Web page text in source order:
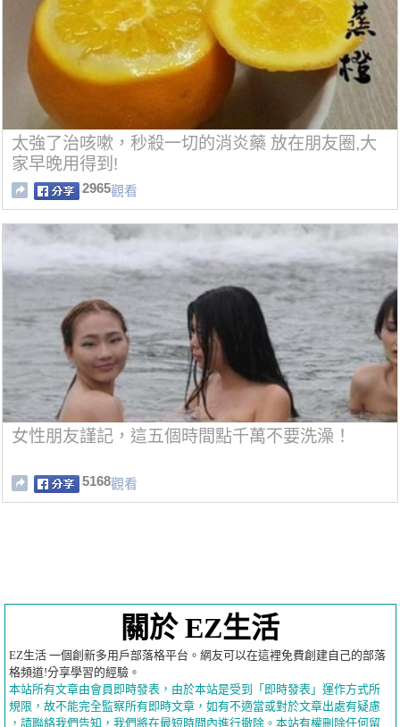
太強了治咳嗽，秒殺一切的消炎藥 放在朋友圈,大
家早晚用得到!
2965觀看
女性朋友謹記，這五個時間點千萬不要洗澡！
5168觀看
關於 EZ生活
EZ生活 一個創新多用戶部落格平台。網友可以在這裡免費創建自己的部落
格頻道!分享學習的經驗。
本站所有文章由會員即時發表，由於本站是受到「即時發表」運作方式所
規限，故不能完全監察所有即時文章，如有不適當或對於文章出處有疑慮
，請聯絡我們告知，我們將在最短時間內進行撤除。本站有權刪除任何留